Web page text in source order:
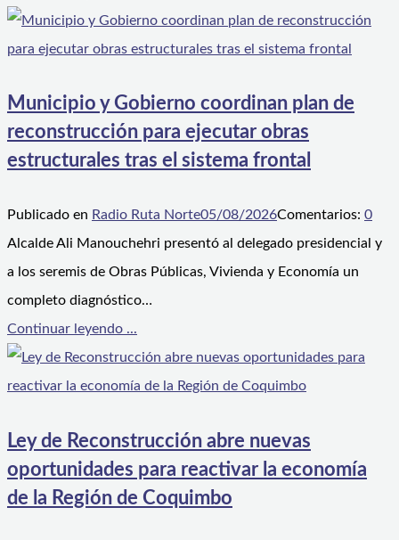
Municipio y Gobierno coordinan plan de
reconstrucción para ejecutar obras
estructurales tras el sistema frontal
Publicado en Radio Ruta Norte05/08/2026Comentarios: 0
Alcalde Ali Manouchehri presentó al delegado presidencial y
a los seremis de Obras Públicas, Vivienda y Economía un
completo diagnóstico…
Continuar leyendo ...
Ley de Reconstrucción abre nuevas
oportunidades para reactivar la economía
de la Región de Coquimbo